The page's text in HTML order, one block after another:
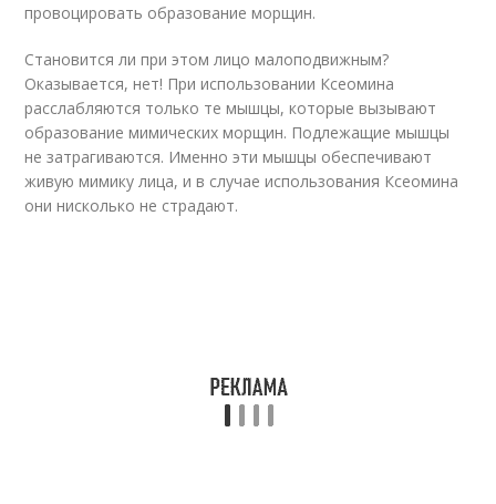
провоцировать образование морщин.
Становится ли при этом лицо малоподвижным?
Оказывается, нет! При использовании Ксеомина
расслабляются только те мышцы, которые вызывают
образование мимических морщин. Подлежащие мышцы
не затрагиваются. Именно эти мышцы обеспечивают
живую мимику лица, и в случае использования Ксеомина
они нисколько не страдают.